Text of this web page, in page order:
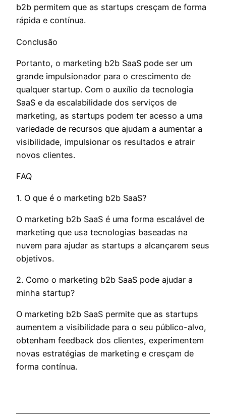
b2b permitem que as startups cresçam de forma
rápida e contínua.
Conclusão
Portanto, o marketing b2b SaaS pode ser um
grande impulsionador para o crescimento de
qualquer startup. Com o auxílio da tecnologia
SaaS e da escalabilidade dos serviços de
marketing, as startups podem ter acesso a uma
variedade de recursos que ajudam a aumentar a
visibilidade, impulsionar os resultados e atrair
novos clientes.
FAQ
1. O que é o marketing b2b SaaS?
O marketing b2b SaaS é uma forma escalável de
marketing que usa tecnologias baseadas na
nuvem para ajudar as startups a alcançarem seus
objetivos.
2. Como o marketing b2b SaaS pode ajudar a
minha startup?
O marketing b2b SaaS permite que as startups
aumentem a visibilidade para o seu público-alvo,
obtenham feedback dos clientes, experimentem
novas estratégias de marketing e cresçam de
forma contínua.